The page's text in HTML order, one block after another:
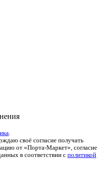
.
своё согласие получать
от «Порта-Маркет», согласие
в соответствии с политикой